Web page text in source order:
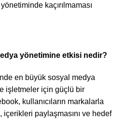
kaçırılmaması
yönetimine etkisi nedir?
en büyük sosyal medya
işletmeler için güçlü bir
kullanıcıların markalarla
içerikleri paylaşmasını ve hedef